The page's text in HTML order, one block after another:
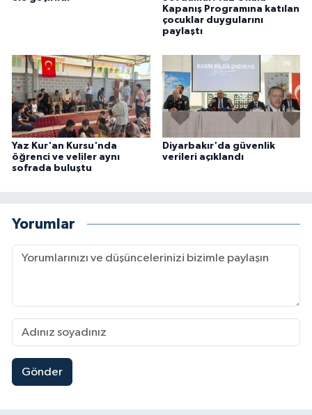
Kapanış Programına katılan
çocuklar duygularını
paylaştı
Yaz Kur'an Kursu'nda
öğrenci ve veliler aynı
sofrada buluştu
Diyarbakır'da güvenlik
verileri açıklandı
Yorumlar
Gönder